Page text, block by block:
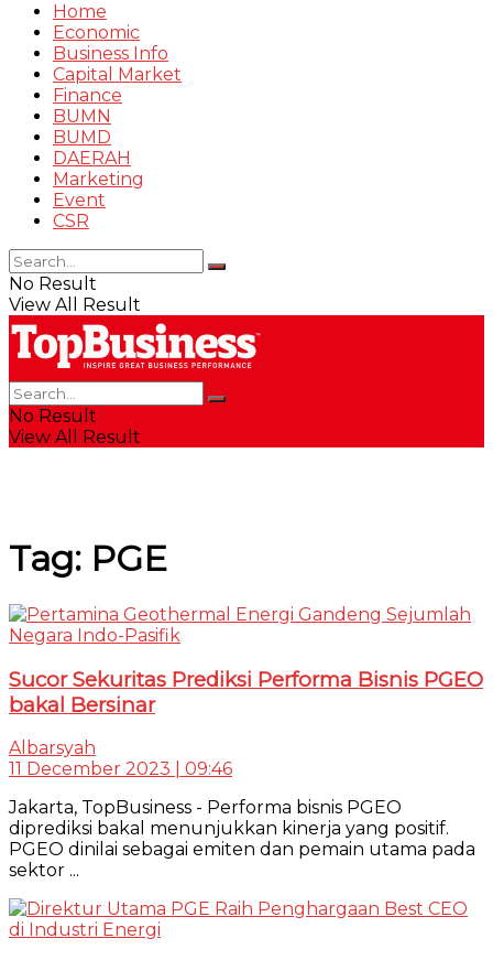
Home
Economic
Business Info
Capital Market
Finance
BUMN
BUMD
DAERAH
Marketing
Event
CSR
No Result
View All Result
No Result
View All Result
Tag: PGE
Sucor Sekuritas Prediksi Performa Bisnis PGEO
bakal Bersinar
Albarsyah
11 December 2023 | 09:46
Jakarta, TopBusiness - Performa bisnis PGEO
diprediksi bakal menunjukkan kinerja yang positif.
PGEO dinilai sebagai emiten dan pemain utama pada
sektor ...